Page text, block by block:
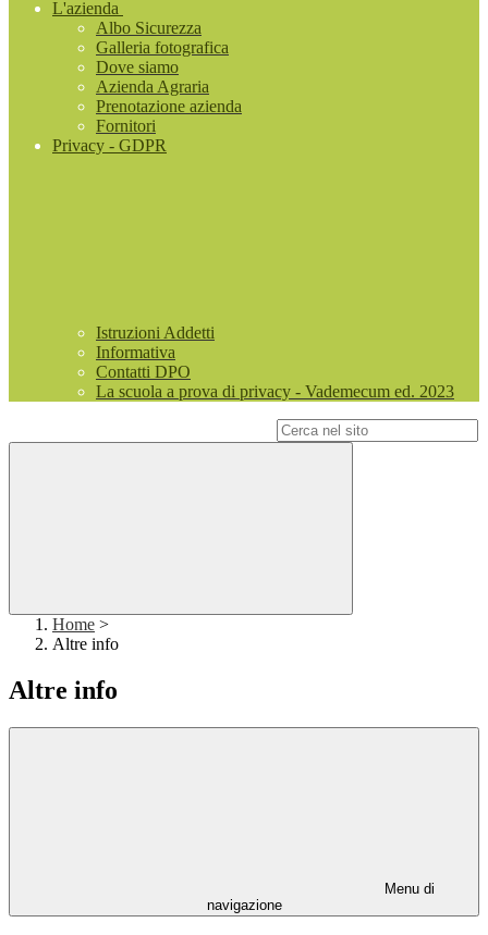
L'azienda
Albo Sicurezza
Galleria fotografica
Dove siamo
Azienda Agraria
Prenotazione azienda
Fornitori
Privacy - GDPR
Istruzioni Addetti
Informativa
Contatti DPO
La scuola a prova di privacy - Vademecum ed. 2023
Home >
Altre info
Altre info
Menu di
navigazione